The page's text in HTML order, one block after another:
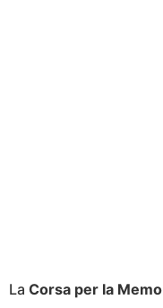
La Corsa per la